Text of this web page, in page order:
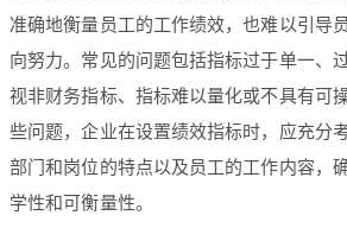
准确地衡量员工的工作绩效，也难以引导
向努力。常见的问题包括指标过于单一、
视非财务指标、指标难以量化或不具有可
些问题，企业在设置绩效指标时，应充分
部门和岗位的特点以及员工的工作内容，
学性和可衡量性。